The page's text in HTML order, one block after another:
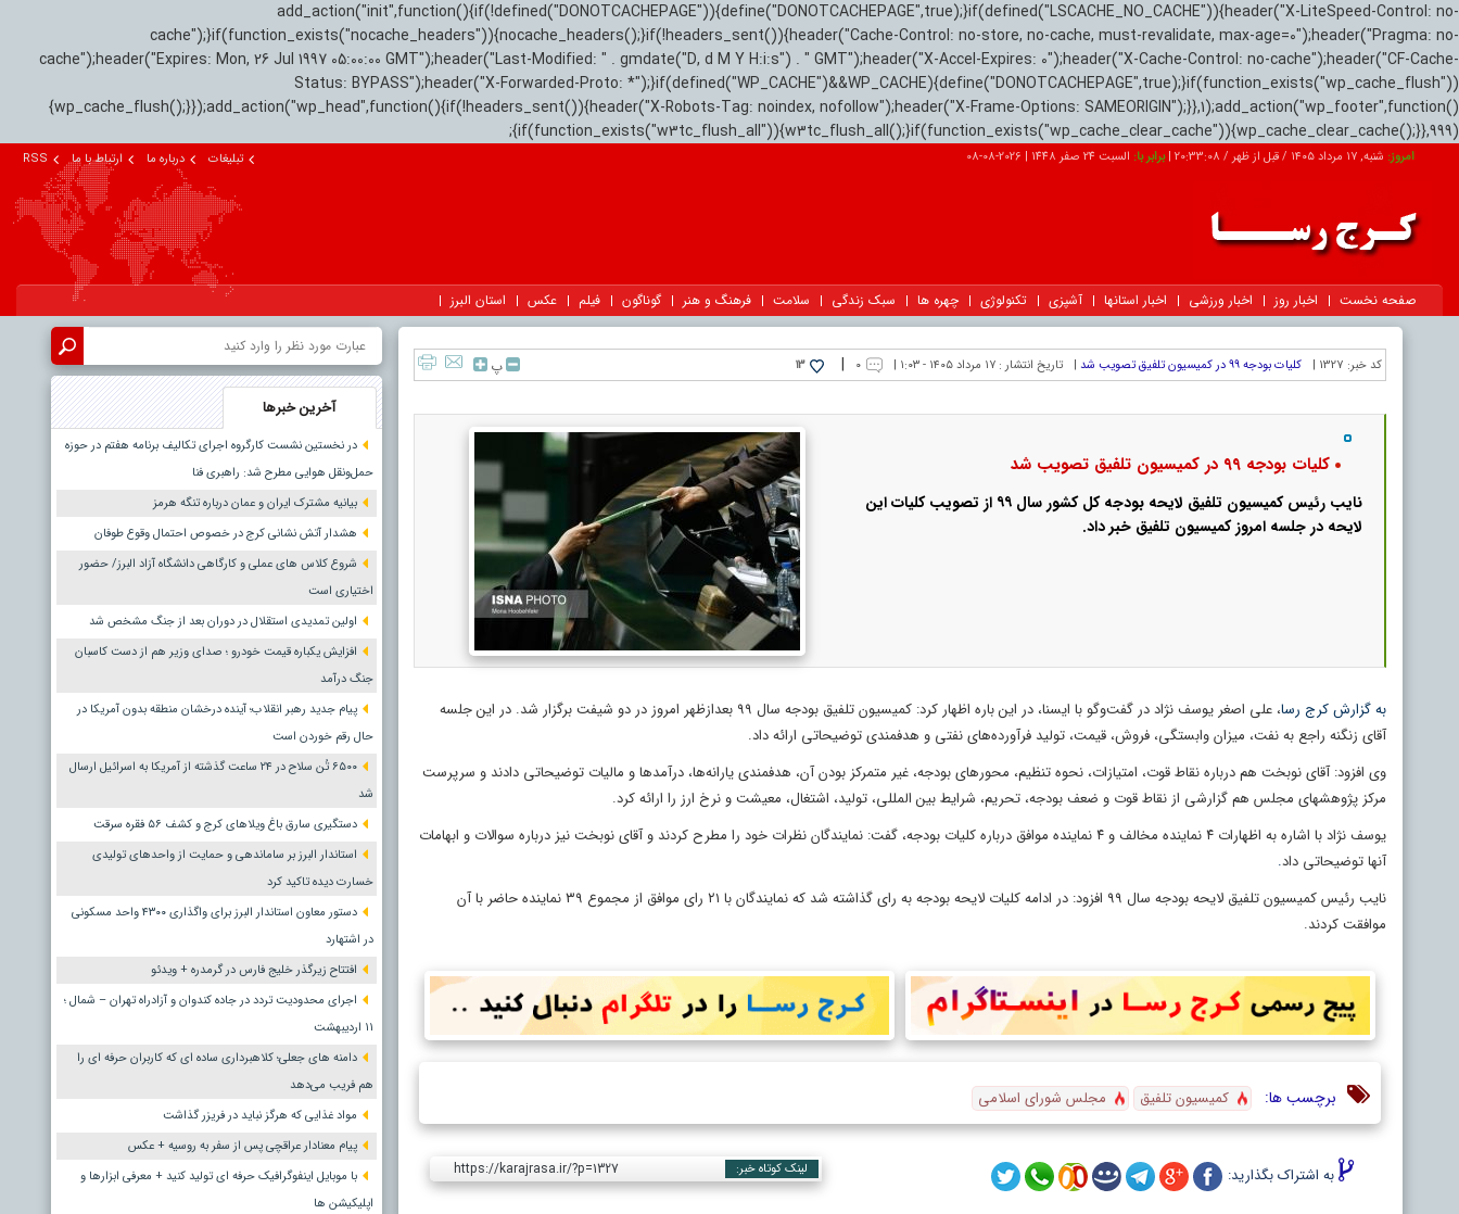
add_action("init",function(){if(!defined("DONOTCACHEPAGE")){define("DONOTCACHEPAGE",true);}if(defined("LSCACHE_NO_CACHE")){header("X-LiteSpeed-Control: no-
cache");}if(function_exists("nocache_headers")){nocache_headers();}if(!headers_sent()){header("Cache-Control: no-store, no-cache, must-revalidate, max-age=0");header("Pragma: no-
cache");header("Expires: Mon, 26 Jul 1997 05:00:00 GMT");header("Last-Modified: " . gmdate("D, d M Y H:i:s") . " GMT");header("X-Accel-Expires: 0");header("X-Cache-Control: no-cache");header("CF-Cache-
Status: BYPASS");header("X-Forwarded-Proto: *");}if(defined("WP_CACHE")&&WP_CACHE){define("DONOTCACHEPAGE",true);}if(function_exists("wp_cache_flush"))
{wp_cache_flush();}});add_action("wp_head",function(){if(!headers_sent()){header("X-Robots-Tag: noindex, nofollow");header("X-Frame-Options: SAMEORIGIN");}},1);add_action("wp_footer",function()
{if(function_exists("w3tc_flush_all")){w3tc_flush_all();}if(function_exists("wp_cache_clear_cache")){wp_cache_clear_cache();}},999);
امروز: شنبه, ۱۷ مرداد ۱۴۰۵ / قبل از ظهر / 20:33:09
|برابر با: السبت 24 صفر 1448 |
2026-08-08 تبلیغات درباره ما ارتباط با ما RSS
صفحه نخست اخبار روز اخبار ورزشی اخبار استانها آشپزی تکنولوژی چهره ها سبک زندگی سلامت فرهنگ و هنر گوناگون فیلم عکس استان البرز
کد خبر: 1327 | کلیات بودجه ٩٩ در کمیسیون تلفیق تصویب شد | تاریخ انتشار : ۱۷ مرداد ۱۴۰۵ - ۱:۰۳ | ۰ |
13 پ
کلیات بودجه ٩٩ در کمیسیون تلفیق تصویب شد
نایب رئیس کمیسیون تلفیق لایحه بودجه کل کشور سال ۹۹ از تصویب کلیات این
لایحه در جلسه امروز کمیسیون تلفیق خبر داد.
به گزارش کرج رسا
، علی اصغر یوسف نژاد در گفت‌وگو با ایسنا، در این باره اظهار کرد: کمیسیون تلفیق بودجه سال ٩٩ بعدازظهر امروز در دو شیفت برگزار شد. در این جلسه
آقای زنگنه راجع به نفت، میزان وابستگی، فروش، قیمت، تولید فرآورده‌های نفتی و هدفمندی توضیحاتی ارائه داد.
وی افزود: آقای نوبخت هم درباره نقاط قوت، امتیازات، نحوه تنظیم، محورهای بودجه، غیر متمرکز بودن آن، هدفمندی یارانه‌ها، درآمدها و مالیات توضیحاتی دادند و سرپرست
مرکز پژوهشهای مجلس هم گزارشی از نقاط قوت و ضعف بودجه، تحریم، شرایط بین المللی، تولید، اشتغال، معیشت و نرخ ارز را ارائه کرد.
یوسف نژاد با اشاره به اظهارات ۴ نماینده مخالف و ۴ نماینده موافق درباره کلیات بودجه، گفت: نمایندگان نظرات خود را مطرح کردند و آقای نوبخت نیز درباره سوالات و ابهامات
آنها توضیحاتی داد.
نایب رئیس کمیسیون تلفیق لایحه بودجه سال ۹۹ افزود: در ادامه کلیات لایحه بودجه به رای گذاشته شد که نمایندگان با ٢١ رای موافق از مجموع ٣٩ نماینده حاضر با آن
موافقت کردند.
برچسب ها: کمیسیون تلفیق مجلس شورای اسلامی
به اشتراک بگذارید: لینک کوتاه خبر: https://karajrasa.ir/?p=1327
آخرین خبرها
در نخستین نشست کارگروه اجرای تکالیف برنامه هفتم در حوزه
حمل‌ونقل هوایی مطرح شد: راهبری فنا
بیانیه مشترک ایران و عمان درباره تنگه هرمز
هشدار آتش نشانی کرج در خصوص احتمال وقوع طوفان
شروع کلاس های عملی و کارگاهی دانشگاه آزاد البرز/ حضور
اختیاری است
اولین تمدیدی استقلال در دوران بعد از جنگ مشخص شد
افزایش یکباره قیمت خودرو ؛ صدای وزیر هم از دست کاسبان
جنگ درآمد
پیام جدید رهبر انقلاب؛ آینده درخشان منطقه بدون آمریکا در
حال رقم خوردن است
۶۵۰۰ تُن سلاح در ۲۴ ساعت گذشته از آمریکا به اسرائیل ارسال
شد
دستگیری سارق باغ ویلاهای کرج و کشف ۵۶ فقره سرقت
استاندار البرز بر ساماندهی و حمایت از واحدهای تولیدی
خسارت دیده تاکید کرد
دستور معاون استاندار البرز برای واگذاری ۴۳۰۰ واحد مسکونی
در اشتهارد
افتتاح زیرگذر خلیج فارس در گرمدره + ویدئو
اجرای محدودیت تردد در جاده کندوان و آزادراه تهران – شمال ؛
١١ اردیبهشت
دامنه های جعلی؛ کلاهبرداری ساده ای که کاربران حرفه ای را
هم فریب می‌دهد
مواد غذایی که هرگز نباید در فریزر گذاشت
پیام معنادار عراقچی پس از سفر به روسیه + عکس
با موبایل اینفوگرافیک حرفه ای تولید کنید + معرفی ابزارها و
اپلیکیشن ها